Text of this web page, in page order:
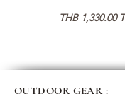
Regular Price
THB 1,330.00
OUTDOOR GEAR :